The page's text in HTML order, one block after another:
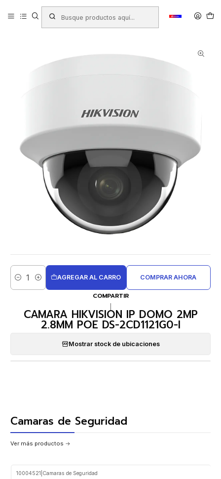
Productos TECNOLOGÍA Camaras de Seguridad
CAMARA HIKVISION IP DOMO 2MP 2.8MM POE DS-2CD1121G0-I
Cantidad
AGREGAR AL CARRO COMPRAR AHORA
COMPARTIR
CAMARA HIKVISION IP DOMO 2MP
2.8MM POE DS-2CD1121G0-I
Mostrar stock de ubicaciones
Camaras de Seguridad
Ver más productos
10004521 Camaras de Seguridad